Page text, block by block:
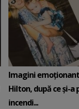
Imagini
Hilton, după ce și-a
incendi...